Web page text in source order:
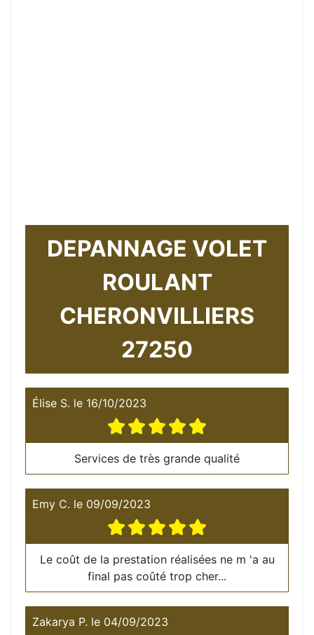
DEPANNAGE VOLET
ROULANT
CHERONVILLIERS
27250
Élise S. le 16/10/2023
Services de très grande qualité
Emy C. le 09/09/2023
Le coût de la prestation réalisées ne m 'a au
final pas coûté trop cher...
Zakarya P. le 04/09/2023